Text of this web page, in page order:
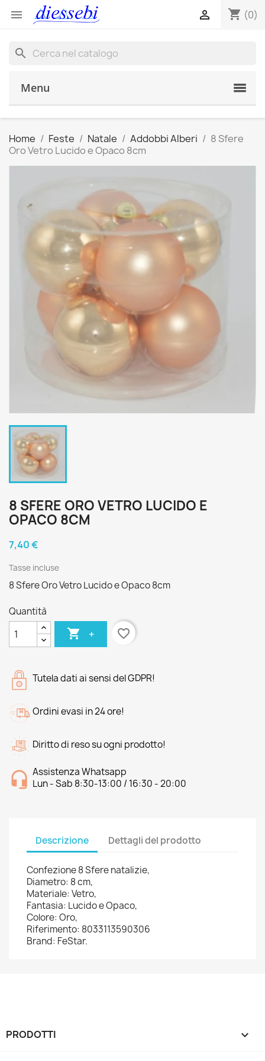
 shopping_cart (0)

search
Menu
Home Feste Natale Addobbi Alberi
8 Sfere
Oro Vetro Lucido e Opaco 8cm
8 SFERE ORO VETRO LUCIDO E
OPACO 8CM
7,40 €
Tasse incluse
8 Sfere Oro Vetro Lucido e Opaco 8cm
Quantità
 + favorite_border
Tutela dati ai sensi del GDPR!
Ordini evasi in 24 ore!
Diritto di reso su ogni prodotto!
Assistenza Whatsapp
Lun - Sab 8:30-13:00 / 16:30 - 20:00
Descrizione Dettagli del prodotto
Confezione 8 Sfere natalizie,
Diametro: 8 cm,
Materiale: Vetro,
Fantasia: Lucido e Opaco,
Colore: Oro,
Riferimento: 8033113590306
Brand: FeStar.
PRODOTTI 